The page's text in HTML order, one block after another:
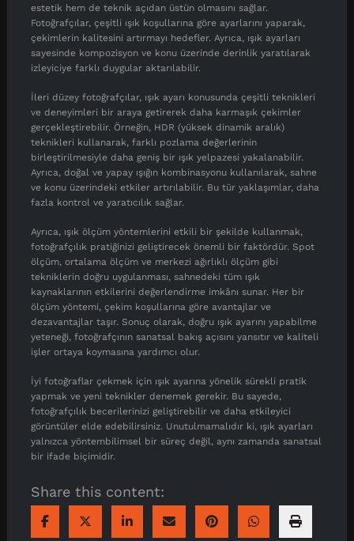
estetik hem de teknik açıdan üstün olmasını sağlar.
Fotoğrafçılar, çeşitli ışık koşullarına göre ayarlarını yaparak,
çekimlerin kalitesini artırmayı hedefler. Ayrıca, ışık ayarları
sayesinde kompozisyon ve konu üzerinde derinlik yaratılarak
izleyiciye farklı duygular aktarılabilir.
İleri düzey fotoğrafçılar, ışık ayarı konusunda çeşitli teknikleri
ve deneyimleri bir araya getirerek daha karmaşık çekimler
gerçekleştirebilir. Örneğin, HDR (yüksek dinamik aralık)
teknikleri kullanarak, farklı pozlama değerlerinin
birleştirilmesiyle daha geniş bir ışık yelpazesi yakalanabilir.
Ayrıca, doğal ve yapay ışığın kombinasyonu kullanılarak, sahne
ve konu üzerindeki etkiler artırılabilir. Bu tür yaklaşımlar, daha
fazla kontrol ve yaratıcılık sağlar.
Ayrıca, ışık ölçüm yöntemlerini etkili bir şekilde kullanmak,
fotoğrafçılık pratiğinizi geliştirecek önemli bir faktördür. Spot
ölçüm, ortalama ölçüm ve merkezi ağırlıklı ölçüm gibi
tekniklerin doğru uygulanması, sahnedeki tüm ışık
kaynaklarının etkilerini değerlendirme imkânı sunar. Her bir
ölçüm yöntemi, çekim koşullarına göre avantajlar ve
dezavantajlar taşır. Sonuç olarak, doğru ışık ayarını yapabilme
yeteneği, fotoğrafçının sanatsal bakış açısını yansıtır ve kaliteli
işler ortaya koymasına yardımcı olur.
İyi fotoğraflar çekmek için ışık ayarına yönelik sürekli pratik
yapmak ve yeni teknikler denemek gerekir. Bu sayede,
fotoğrafçılık becerilerinizi geliştirebilir ve daha etkileyici
görüntüler elde edebilirsiniz. Unutulmamalıdır ki, ışık ayarları
yalnızca yöntembilimsel bir süreç değil, aynı zamanda sanatsal
bir ifade biçimidir.
Share this content: